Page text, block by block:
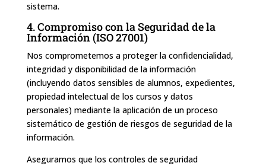
sistema.
4. Compromiso con la Seguridad de la
Información (ISO 27001)
Nos comprometemos a proteger la confidencialidad,
integridad y disponibilidad de la información
(incluyendo datos sensibles de alumnos, expedientes,
propiedad intelectual de los cursos y datos
personales) mediante la aplicación de un proceso
sistemático de gestión de riesgos de seguridad de la
información.
Aseguramos que los controles de seguridad